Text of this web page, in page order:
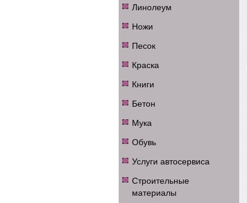
Линолеум
Ножи
Песок
Краска
Книги
Бетон
Мука
Обувь
Услуги автосервиса
Строительные
материалы